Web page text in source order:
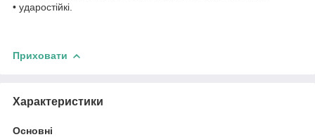
• ударостійкі.
Приховати
Характеристики
Основні